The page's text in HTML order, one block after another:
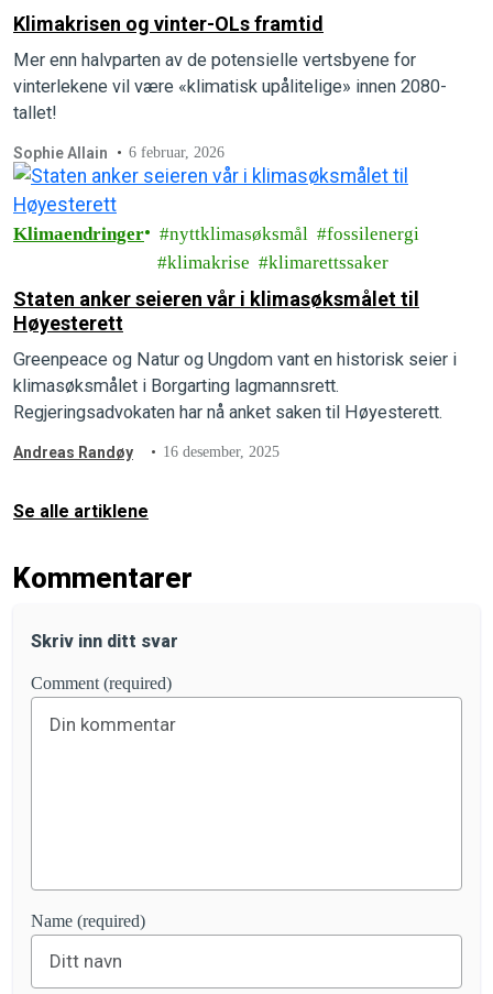
Klimakrisen og vinter-OLs framtid
Mer enn halvparten av de potensielle vertsbyene for
vinterlekene vil være «klimatisk upålitelige» innen 2080-
tallet!
Sophie Allain 6 februar, 2026
Klimaendringer nyttklimasøksmål
fossilenergi
klimakrise
klimarettssaker
Staten anker seieren vår i klimasøksmålet til
Høyesterett
Greenpeace og Natur og Ungdom vant en historisk seier i
klimasøksmålet i Borgarting lagmannsrett.
Regjeringsadvokaten har nå anket saken til Høyesterett.
Andreas Randøy 16 desember, 2025
Se alle artiklene
Kommentarer
Skriv inn ditt svar
Comment (required)
Name (required)